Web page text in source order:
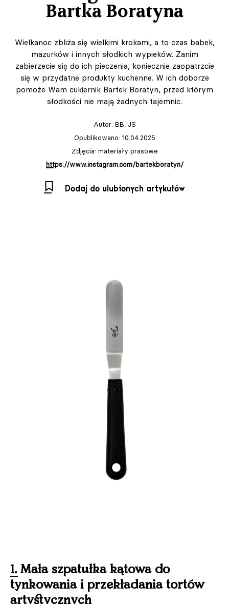
Bartka Boratyna
Wielkanoc zbliża się wielkimi krokami, a to czas babek,
mazurków i innych słodkich wypieków. Zanim
zabierzecie się do ich pieczenia, koniecznie zaopatrzcie
się w przydatne produkty kuchenne. W ich doborze
pomoże Wam cukiernik Bartek Boratyn, przed którym
słodkości nie mają żadnych tajemnic.
Autor: BB, JS
Opublikowano: 10.04.2025
Zdjęcia: materiały prasowe
https://www.instagram.com/bartekboratyn/
Dodaj do ulubionych artykułów
1. Mała szpatułka kątowa do
tynkowania i przekładania tortów
artystycznych